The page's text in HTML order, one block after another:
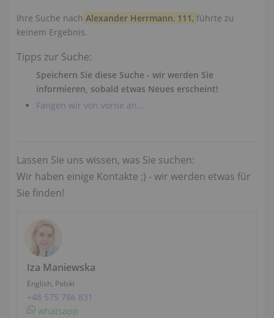
Ihre Suche nach Alexander Herrmann, 111 , führte zu
keinem Ergebnis.
Tipps zur Suche:
Speichern Sie diese Suche - wir werden Sie
informieren, sobald etwas Neues erscheint!
Fangen wir von vorne an...
Lassen Sie uns wissen, was Sie suchen:
Wir haben einige Kontakte ;) - wir werden etwas für
Sie finden!
Iza Maniewska
English, Polski
+48 575 786 831
whatsapp